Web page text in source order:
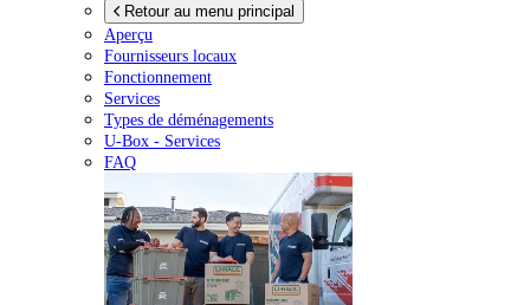
Retour au menu principal
Aperçu
Fournisseurs locaux
Fonctionnement
Services
Types de déménagements
U-Box - Services
FAQ